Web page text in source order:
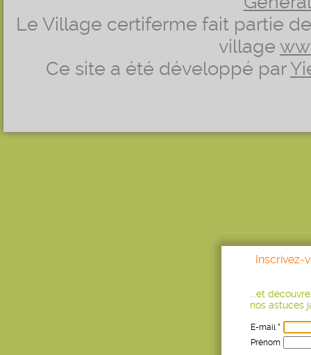
Le Village certiferme fait partie
village
Ce site a été développé par
Inscrivez-
...et
nos astuces
E-mail *
Prénom